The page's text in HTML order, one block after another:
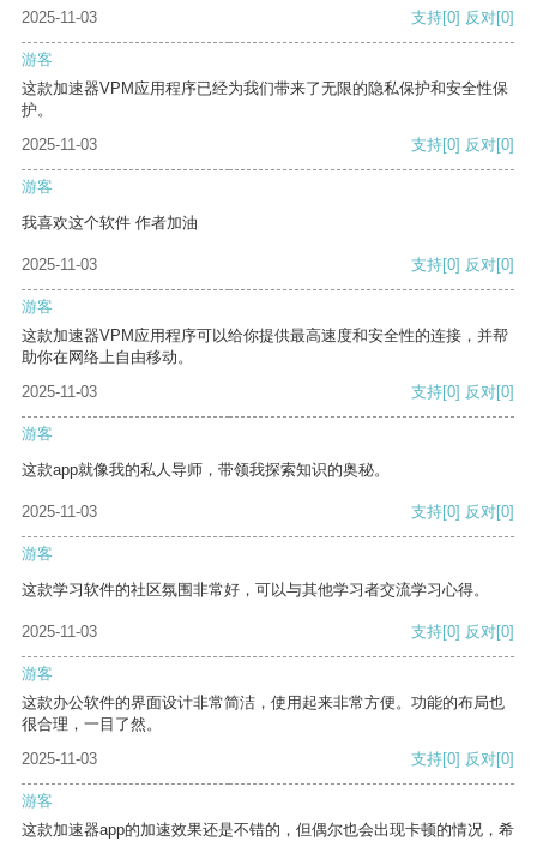
2025-11-03 支持[0] 反对[0]
游客
这款加速器VPM应用程序已经为我们带来了无限的隐私保护和安全性保
护。
2025-11-03
支持[0] 反对[0]
游客
我喜欢这个软件 作者加油
2025-11-03 支持[0] 反对[0]
游客
这款加速器VPM应用程序可以给你提供最高速度和安全性的连接，并帮
助你在网络上自由移动。
2025-11-03
支持[0] 反对[0]
游客
这款app就像我的私人导师，带领我探索知识的奥秘。
2025-11-03 支持[0] 反对[0]
游客
这款学习软件的社区氛围非常好，可以与其他学习者交流学习心得。
2025-11-03 支持[0] 反对[0]
游客
这款办公软件的界面设计非常简洁，使用起来非常方便。功能的布局也
很合理，一目了然。
2025-11-03
支持[0] 反对[0]
游客
这款加速器app的加速效果还是不错的，但偶尔也会出现卡顿的情况，希